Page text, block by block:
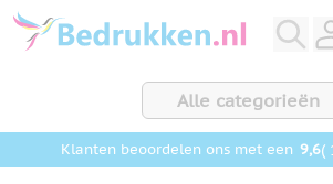
Ga naar de inhoud
Alle categorieën
Klanten beoordelen ons met een 9,6(